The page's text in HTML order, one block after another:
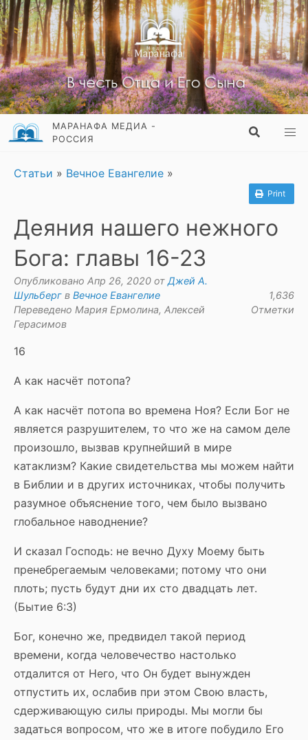
МАРАНАФА МЕДИА -
РОССИЯ
Статьи » Вечное Евангелие »
Print
Деяния нашего нежного
Бога: главы 16-23
Опубликовано Апр 26, 2020 от Джей А.
Шульберг в Вечное Евангелие
Переведено Мария Ермолина, Алексей
Герасимов
1,636
Отметки
16
А как насчёт потопа?
А как насчёт потопа во времена Ноя? Если Бог не
является разрушителем, то что же на самом деле
произошло, вызвав крупнейший в мире
катаклизм? Какие свидетельства мы можем найти
в Библии и в других источниках, чтобы получить
разумное объяснение того, чем было вызвано
глобальное наводнение?
И сказал Господь: не вечно Духу Моему быть
пренебрегаемым человеками; потому что они
плоть; пусть будут дни их сто двадцать лет.
(Бытие 6:3)
Бог, конечно же, предвидел такой период
времени, когда человечество настолько
отдалится от Него, что Он будет вынужден
отпустить их, ослабив при этом Свою власть,
сдерживающую силы природы. Мы могли бы
задаться вопросом, что же в итоге побудило Его